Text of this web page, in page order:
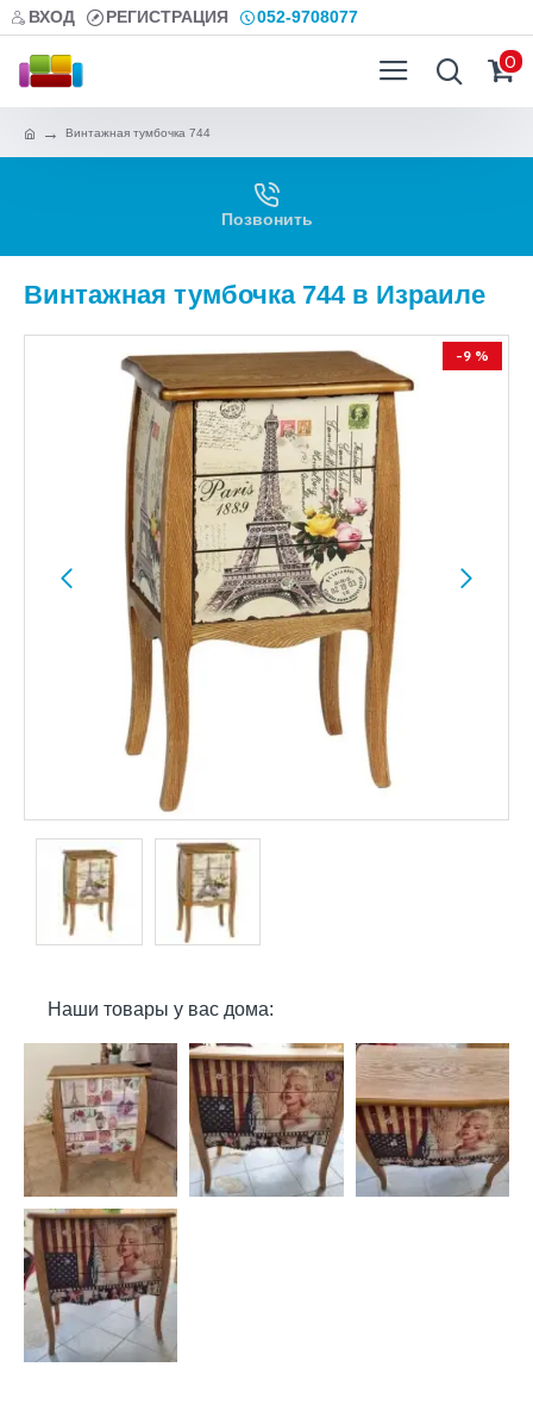
ВХОД РЕГИСТРАЦИЯ 052-9708077
0
Винтажная тумбочка 744
Позвонить
Винтажная тумбочка 744 в Израиле
-9 %
Наши товары у вас дома: